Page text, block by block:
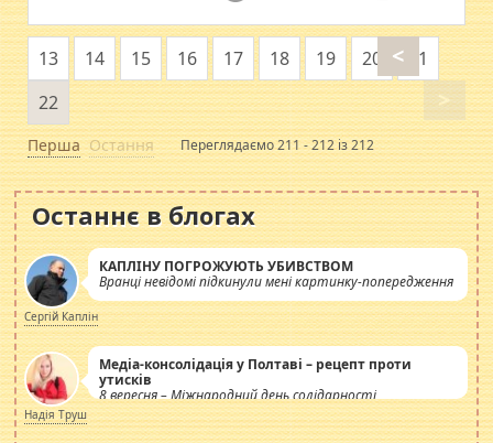
Перша
<
13 14 15 16 17 18 19 20
21
22
>
Остання Переглядаємо 211 - 212 із 212
Останнє в блогах
КАПЛІНУ ПОГРОЖУЮТЬ УБИВСТВОМ
Вранці невідомі підкинули мені картинку-попередження
Сергій Каплін
Медіа-консолідація у Полтаві – рецепт проти
утисків
8 вересня – Міжнародний день солідарності
журналістів.
Надія Труш